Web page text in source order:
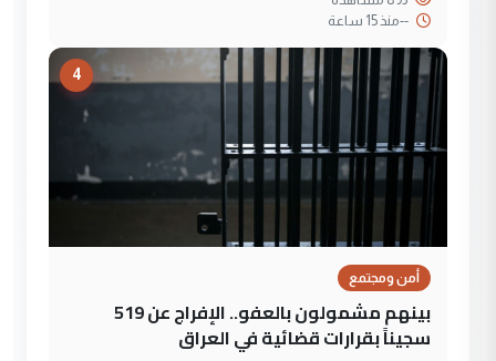
--منذ 15 ساعة
4
أمن ومجتمع
بينهم مشمولون بالعفو.. الإفراج عن 519
سجيناً بقرارات قضائية في العراق